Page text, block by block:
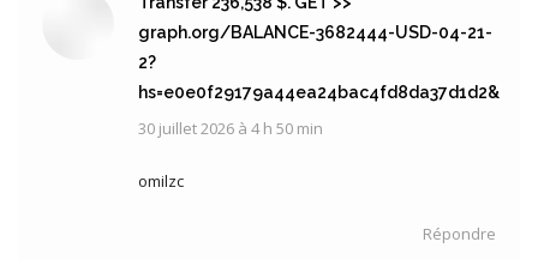
graph.org/BALANCE-3682444-USD-04-21-
2?
hs=e0e0f29179a44ea24bac4fd8da37d1d2&
dit
30 juillet 2026 à 4 h 50 min
omilzc
Répondre